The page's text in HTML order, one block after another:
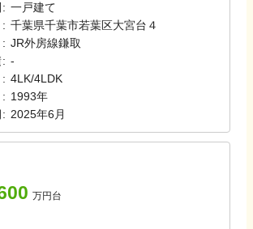
: 一戸建て
: 千葉県千葉市若葉区大宮台４
: JR外房線鎌取
: -
: 4LK/4LDK
: 1993年
: 2025年6月
万円台